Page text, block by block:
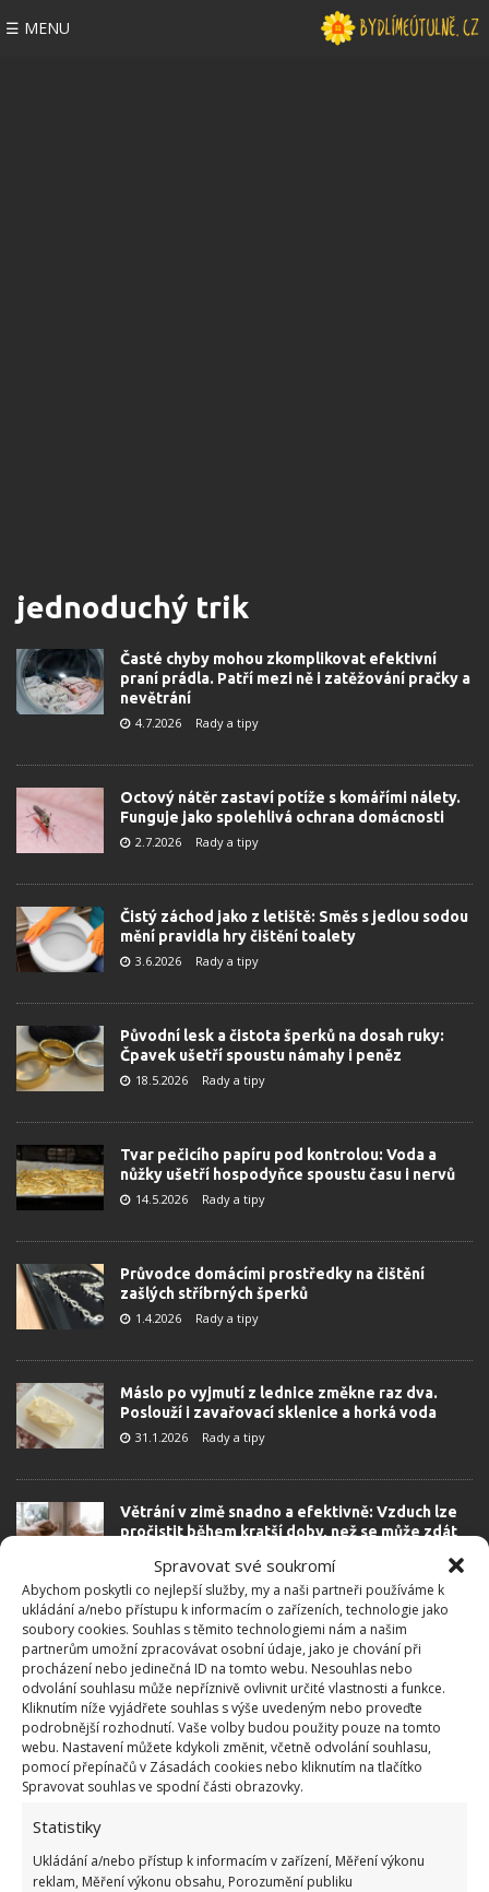
Spravovat své soukromí
Abychom poskytli co nejlepší služby, my a naši partneři používáme k
ukládání a/nebo přístupu k informacím o zařízeních, technologie jako
soubory cookies. Souhlas s těmito technologiemi nám a našim
partnerům umožní zpracovávat osobní údaje, jako je chování při
procházení nebo jedinečná ID na tomto webu. Nesouhlas nebo
odvolání souhlasu může nepříznivě ovlivnit určité vlastnosti a funkce.
Kliknutím níže vyjádřete souhlas s výše uvedeným nebo proveďte
podrobnější rozhodnutí. Vaše volby budou použity pouze na tomto
webu. Nastavení můžete kdykoli změnit, včetně odvolání souhlasu,
pomocí přepínačů v Zásadách cookies nebo kliknutím na tlačítko
Spravovat souhlas ve spodní části obrazovky.
Statistiky
Ukládání a/nebo přístup k informacím v zařízení, Měření výkonu
reklam, Měření výkonu obsahu, Porozumění publiku
☰ MENU
jednoduchý trik
Časté chyby mohou zkomplikovat efektivní
praní prádla. Patří mezi ně i zatěžování pračky a
nevětrání
4.7.2026 Rady a tipy
Octový nátěr zastaví potíže s komářími nálety.
Funguje jako spolehlivá ochrana domácnosti
2.7.2026 Rady a tipy
Čistý záchod jako z letiště: Směs s jedlou sodou
mění pravidla hry čištění toalety
3.6.2026 Rady a tipy
Původní lesk a čistota šperků na dosah ruky:
Čpavek ušetří spoustu námahy i peněz
18.5.2026 Rady a tipy
Tvar pečicího papíru pod kontrolou: Voda a
nůžky ušetří hospodyňce spoustu času i nervů
14.5.2026 Rady a tipy
Průvodce domácími prostředky na čištění
zašlých stříbrných šperků
1.4.2026 Rady a tipy
Máslo po vyjmutí z lednice změkne raz dva.
Poslouží i zavařovací sklenice a horká voda
31.1.2026 Rady a tipy
Větrání v zimě snadno a efektivně: Vzduch lze
pročistit během kratší doby, než se může zdát
Rady a tipy
Čištění vnitřku sklenice ještě nebylo
jednodušší. Stačí šikovně využít houbičku na
nádobí
10.12.2025 Rady a tipy
Optimálně fungující radiátor ušetří rodinné
peněžence. Výkon zvýší i odvzdušnění a alobal